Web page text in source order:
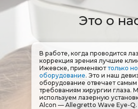
Это о
В работе, когда проводится
коррекция зрения лучшие
Ижевске, применяюттолько
оборудование. Это и наш
оборудование отвечает
требованиям хирургии глаза.
используем лазерную
Alcon — Allegretto Wave Eye-Q.